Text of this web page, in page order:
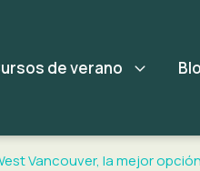
de verano
Vancouver, la mejor